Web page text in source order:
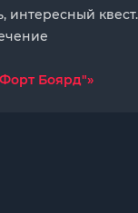
интересный
Боярд"»